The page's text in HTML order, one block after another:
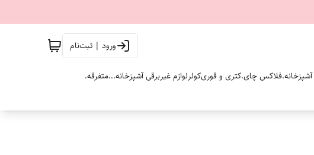
ورود | ثبت‌نام
فلاکس چای.کتری و قوریکولرلوازم غیربرقی آشپزخانه...متفرقه.